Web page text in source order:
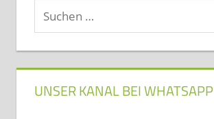
Suchen
nach:
UNSER KANAL BEI WHATSAPP